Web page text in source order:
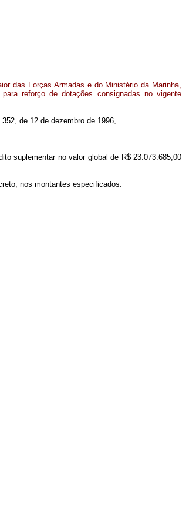
das Forças Armadas e do Ministério da Marinha,
reforço de dotações consignadas no vigente
de 12 de dezembro de 1996,
suplementar no valor global de R$ 23.073.685,00
nos montantes especificados.